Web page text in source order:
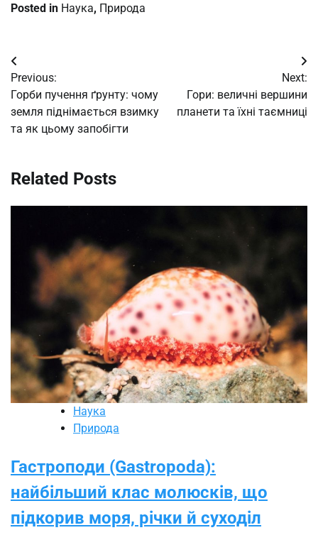
Posted in Наука, Природа
Post
navigation
Previous:
Горби пучення ґрунту: чому
земля піднімається взимку
та як цьому запобігти
Next:
Гори: величні вершини
планети та їхні таємниці
Related Posts
Наука
Природа
Гастроподи (Gastropoda):
найбільший клас молюсків, що
підкорив моря, річки й суходіл